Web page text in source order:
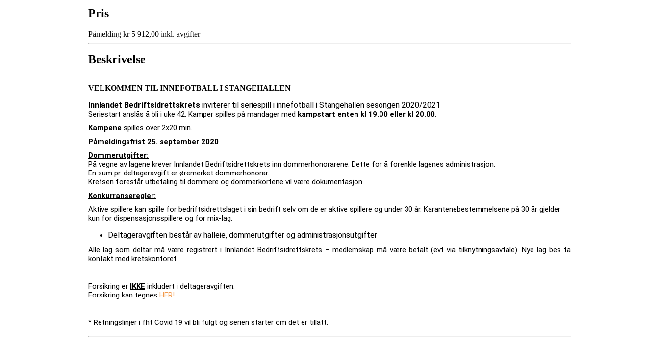
Pris
Påmelding kr 5 912,00 inkl. avgifter
Beskrivelse
VELKOMMEN TIL INNEFOTBALL I STANGEHALLEN
Innlandet Bedriftsidrettskrets inviterer til seriespill i innefotball i Stangehallen sesongen 2020/2021
Seriestart anslås å bli i uke 42. Kamper spilles på mandager med kampstart enten kl 19.00 eller kl 20.00.
Kampene spilles over 2x20 min.
Påmeldingsfrist 25. september 2020
Dommerutgifter:
På vegne av lagene krever Innlandet Bedriftsidrettskrets inn dommerhonorarene. Dette for å forenkle lagenes administrasjon.
En sum pr. deltageravgift er øremerket dommerhonorar.
Kretsen forestår utbetaling til dommere og dommerkortene vil være dokumentasjon.
Konkurranseregler:
Aktive spillere kan spille for bedriftsidrettslaget i sin bedrift selv om de er aktive spillere og under 30 år. Karantenebestemmelsene på 30 år gjelder
kun for dispensasjonsspillere og for mix-lag.
Deltageravgiften består av halleie, dommerutgifter og administrasjonsutgifter
Alle lag som deltar må være registrert i Innlandet Bedriftsidrettskrets – medlemskap må være betalt (evt via tilknytningsavtale). Nye lag bes ta
kontakt med kretskontoret.
Forsikring er IKKE inkludert i deltageravgiften.
Forsikring kan tegnes HER!
* Retningslinjer i fht Covid 19 vil bli fulgt og serien starter om det er tillatt.